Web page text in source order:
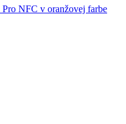
NFC v oranžovej farbe